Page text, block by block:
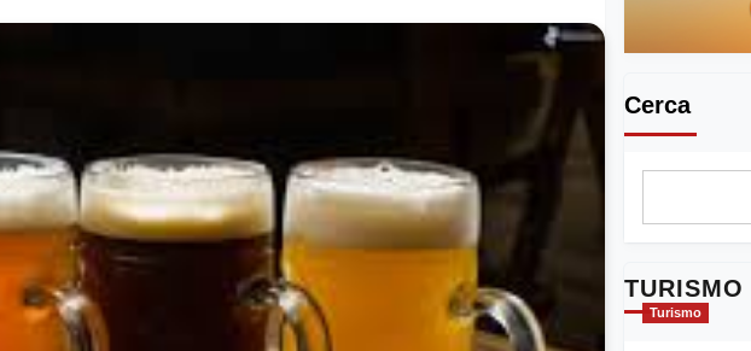
Cerca
TURISMO
Turismo